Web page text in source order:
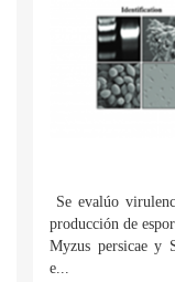
Se evalúo
producción de
Myzus persicae y
e...